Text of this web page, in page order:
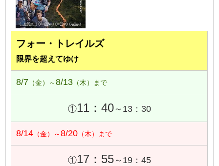
フォー・トレイルズ
限界を超えてゆけ
8/7 （金）～8/13 （木）まで
①11：40～13：30
8/14 （金）～8/20 （木）まで
①17：55～19：45